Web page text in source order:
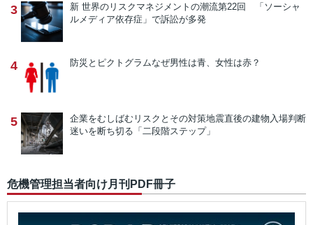
3 新 世界のリスクマネジメントの潮流第22回 「ソーシャ
ルメディア依存症」で訴訟が多発
4 防災とピクトグラムなぜ男性は青、女性は赤？
5 企業をむしばむリスクとその対策地震直後の建物入場判断
迷いを断ち切る「二段階ステップ」
危機管理担当者向け月刊PDF冊子